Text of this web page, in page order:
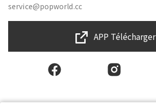
service@popworld.cc
APP Télécharger